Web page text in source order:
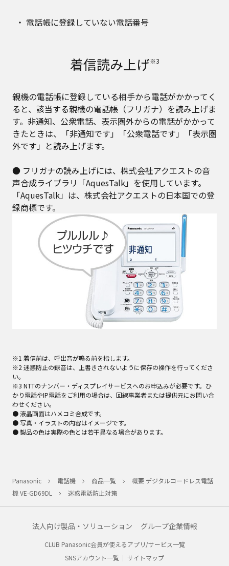
電話帳に登録していない電話番号
着信読み上げ※3
親機の電話帳に登録している相手から電話がかかってく
ると、該当する親機の電話帳（フリガナ）を読み上げま
す。非通知、公衆電話、表示圏外からの電話がかかって
きたときは、「非通知です」「公衆電話です」「表示圏
外です」と読み上げます。
● フリガナの読み上げには、株式会社アクエストの音
声合成ライブラリ「AquesTalk」を使用しています。
「AquesTalk」は、株式会社アクエストの日本国での登
録商標です。
※1 着信前は、呼出音が鳴る前を指します。
※2 迷惑防止の録音は、上書きされないように保存の操作を行ってくださ
い。
※3 NTTのナンバー・ディスプレイサービスへのお申込みが必要です。ひ
かり電話やIP電話をご利用の場合は、回線事業者または提供元にお問い合
わせください。
● 液晶画面はハメコミ合成です。
● 写真・イラストの内容はイメージです。
● 製品の色は実際の色とは若干異なる場合があります。
Panasonic 電話機 商品一覧
概要 デジタルコードレス電話
機 VE-GD69DL
迷惑電話防止対策
法人向け製品・ソリューション グループ企業情報
CLUB Panasonic会員が使えるアプリ/サービス一覧
SNSアカウント一覧
サイトマップ